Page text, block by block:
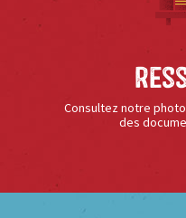
Consultez notre
des